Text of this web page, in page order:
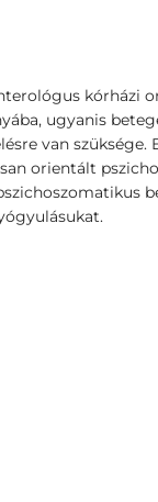
kórházi
ugyanis
van szüksége.
orientált